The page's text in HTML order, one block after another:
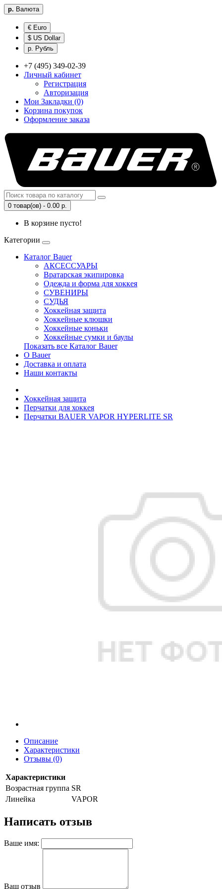
р. Валюта
€ Euro
$ US Dollar
р. Рубль
+7 (495) 349-02-39
Личный кабинет
Регистрация
Авторизация
Мои Закладки (0)
Корзина покупок
Оформление заказа
0 товар(ов) - 0.00 р.
В корзине пусто!
Категории
Каталог Bauer
АКСЕССУАРЫ
Вратарская экипировка
Одежда и форма для хоккея
СУВЕНИРЫ
СУДЬЯ
Хоккейная защита
Хоккейные клюшки
Хоккейные коньки
Хоккейные сумки и баулы
Показать все Каталог Bauer
О Bauer
Доставка и оплата
Наши контакты
Хоккейная защита
Перчатки для хоккея
Перчатки BAUER VAPOR HYPERLITE SR
Описание
Характеристики
Отзывы (0)
Характеристики
Возрастная группа SR
Линейка
VAPOR
Написать отзыв
Ваше имя:
Ваш отзыв